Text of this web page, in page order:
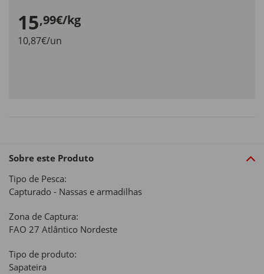
15,99€/kg
10,87€/un
Sobre este Produto
Tipo de Pesca:
Capturado - Nassas e armadilhas
Zona de Captura:
FAO 27 Atlântico Nordeste
Tipo de produto:
Sapateira